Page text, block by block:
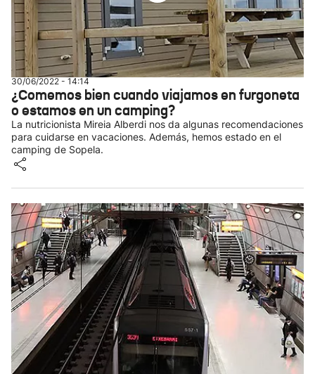
30/06/2022 - 14:14
¿Comemos bien cuando viajamos en furgoneta
o estamos en un camping?
La nutricionista Mireia Alberdi nos da algunas recomendaciones
para cuidarse en vacaciones. Además, hemos estado en el
camping de Sopela.